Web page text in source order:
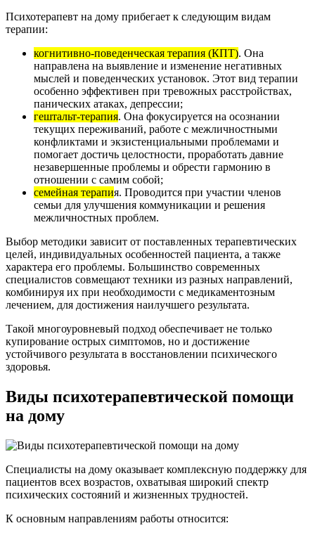
Психотерапевт на дому прибегает к следующим видам
терапии:
когнитивно-поведенческая терапия (КПТ). Она
направлена на выявление и изменение негативных
мыслей и поведенческих установок. Этот вид терапии
особенно эффективен при тревожных расстройствах,
панических атаках, депрессии;
гештальт-терапия. Она фокусируется на осознании
текущих переживаний, работе с межличностными
конфликтами и экзистенциальными проблемами и
помогает достичь целостности, проработать давние
незавершенные проблемы и обрести гармонию в
отношении с самим собой;
семейная терапия. Проводится при участии членов
семьи для улучшения коммуникации и решения
межличностных проблем.
Выбор методики зависит от поставленных терапевтических
целей, индивидуальных особенностей пациента, а также
характера его проблемы. Большинство современных
специалистов совмещают техники из разных направлений,
комбинируя их при необходимости с медикаментозным
лечением, для достижения наилучшего результата.
Такой многоуровневый подход обеспечивает не только
купирование острых симптомов, но и достижение
устойчивого результата в восстановлении психического
здоровья.
Виды психотерапевтической помощи
на дому
Специалисты на дому оказывает комплексную поддержку для
пациентов всех возрастов, охватывая широкий спектр
психических состояний и жизненных трудностей.
К основным направлениям работы относится: